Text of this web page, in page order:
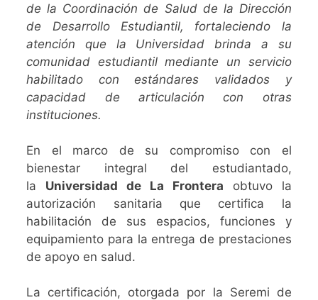
de la Coordinación de Salud de la Dirección
de Desarrollo Estudiantil, fortaleciendo la
atención que la Universidad brinda a su
comunidad estudiantil mediante un servicio
habilitado con estándares validados y
capacidad de articulación con otras
instituciones.
En el marco de su compromiso con el
bienestar integral del estudiantado,
la Universidad de La Frontera obtuvo la
autorización sanitaria que certifica la
habilitación de sus espacios, funciones y
equipamiento para la entrega de prestaciones
de apoyo en salud.
La certificación, otorgada por la Seremi de